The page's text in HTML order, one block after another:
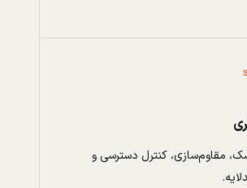
مقاوم‌سازی، کنترل دسترسی و